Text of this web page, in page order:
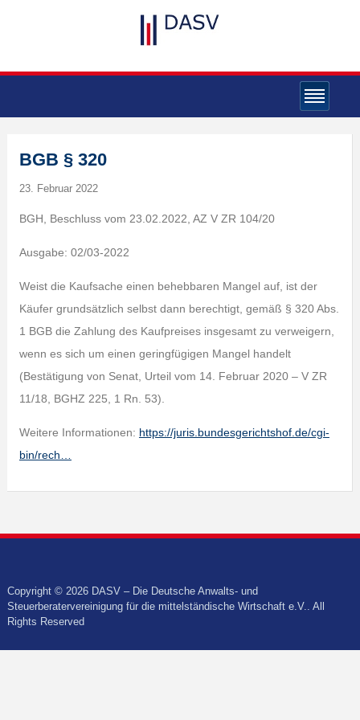
BGB § 320
23. Februar 2022
BGH, Beschluss vom 23.02.2022, AZ V ZR 104/20
Ausgabe: 02/03-2022
Weist die Kaufsache einen behebbaren Mangel auf, ist der
Käufer grundsätzlich selbst dann berechtigt, gemäß § 320 Abs.
1 BGB die Zahlung des Kaufpreises insgesamt zu verweigern,
wenn es sich um einen geringfügigen Mangel handelt
(Bestätigung von Senat, Urteil vom 14. Februar 2020 – V ZR
11/18, BGHZ 225, 1 Rn. 53).
Weitere Informationen: https://juris.bundesgerichtshof.de/cgi-
bin/rech…
Copyright © 2026 DASV – Die Deutsche Anwalts- und
Steuerberatervereinigung für die mittelständische Wirtschaft e.V.. All
Rights Reserved